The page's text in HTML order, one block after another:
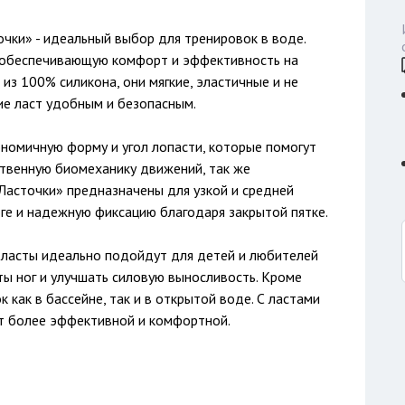
- идеальный выбор для тренировок в воде.
комфорт и эффективность на
100% силикона, они мягкие, эластичные и не
ласт удобным и безопасным.
форму и угол лопасти, которые помогут
биомеханику движений, так же
предназначены для узкой и средней
и надежную фиксацию благодаря закрытой пятке.
идеально подойдут для детей и любителей
ног и улучшать силовую выносливость. Кроме
в бассейне, так и в открытой воде. С ластами
более эффективной и комфортной.